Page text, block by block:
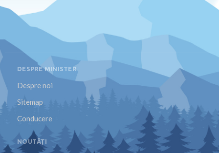
DESPRE MINISTER
Despre noi
Sitemap
Conducere
NOUTĂȚI